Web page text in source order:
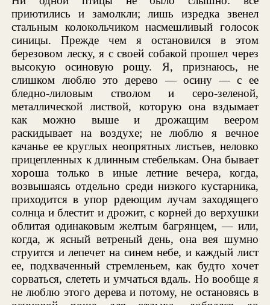
приютились и замолкли; лишь изредка звенел
стальным колокольчиком насмешливый голосок
синицы. Прежде чем я остановился в этом
березовом леску, я с своей собакой прошел через
высокую осиновую рощу. Я, признаюсь, не
слишком люблю это дерево — осину — с ее
бледно-лиловым стволом и серо-зеленой,
металлической листвой, которую она вздымает
как можно выше и дрожащим веером
раскидывает на воздухе; не люблю я вечное
качанье ее круглых неопрятных листьев, неловко
прицепленных к длинным стебелькам. Она бывает
хороша только в иные летние вечера, когда,
возвышаясь отдельно среди низкого кустарника,
приходится в упор рдеющим лучам заходящего
солнца и блестит и дрожит, с корней до верхушки
облитая одинаковым желтым багрянцем, — или,
когда, ж ясный ветреный день, она вея шумно
струится и лепечет на синем небе, и каждый лист
ее, подхваченный стремленьем, как будто хочет
сорваться, слететь и умчаться вдаль. Но вообще я
не люблю этого дерева и потому, не остановясь в